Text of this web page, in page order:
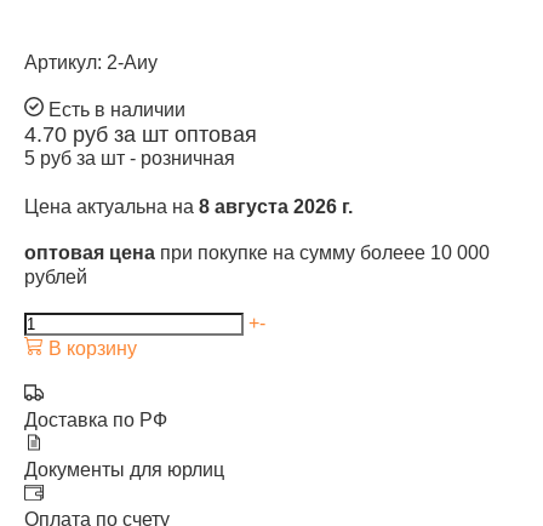
Артикул: 2-Аиу
Есть в наличии
4.70 руб за шт оптовая
5 руб за шт - розничная
Цена актуальна на 8 августа 2026 г.
оптовая цена при покупке на сумму болеее 10 000
рублей
+-
В корзину
Доставка по РФ
Документы для юрлиц
Оплата по счету